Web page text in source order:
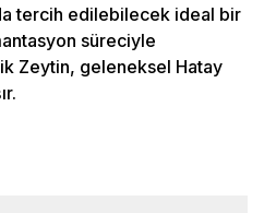
tercih edilebilecek ideal bir
süreciyle
Zeytin, geleneksel Hatay